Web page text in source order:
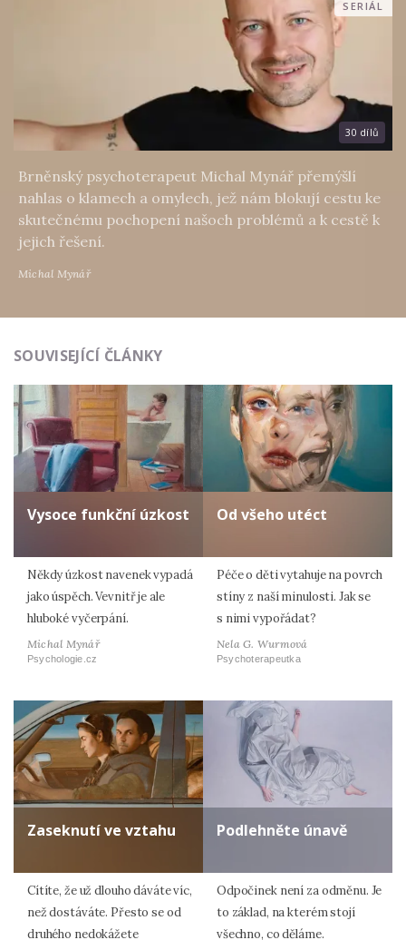
SERIÁL
30 dílů
Brněnský psychoterapeut Michal Mynář přemýšlí
nahlas o klamech a omylech, jež nám blokují cestu ke
skutečnému pochopení našoch problémů a k cestě k
jejich řešení.
Michal Mynář
SOUVISEJÍCÍ ČLÁNKY
Vysoce funkční úzkost
Někdy úzkost navenek vypadá
jako úspěch. Vevnitř je ale
hluboké vyčerpání.
Michal Mynář
Psychologie.cz
Od všeho utéct
Péče o děti vytahuje na povrch
stíny z naší minulosti. Jak se
s nimi vypořádat?
Nela G. Wurmová
Psychoterapeutka
Zaseknutí ve vztahu
Cítíte, že už dlouho dáváte víc,
než dostáváte. Přesto se od
druhého nedokážete
Podlehněte únavě
Odpočinek není za odměnu. Je
to základ, na kterém stojí
všechno, co děláme.